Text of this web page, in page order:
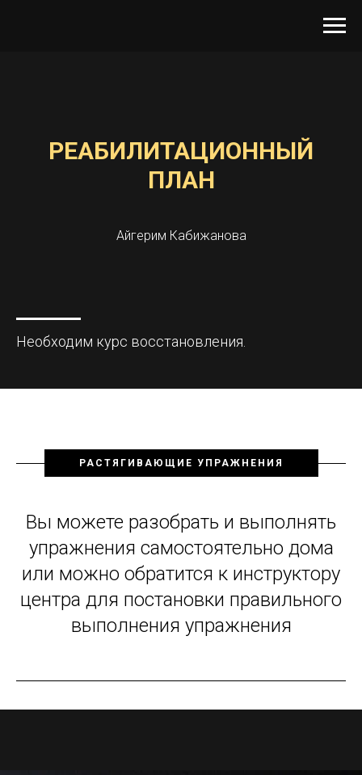
РЕАБИЛИТАЦИОННЫЙ
ПЛАН
Айгерим Кабижанова
Необходим курс восстановления.
РАСТЯГИВАЮЩИЕ УПРАЖНЕНИЯ
Вы можете разобрать и выполнять
упражнения самостоятельно дома
или можно обратится к инструктору
центра для постановки правильного
выполнения упражнения